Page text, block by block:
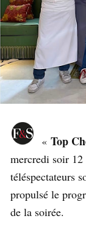
« Top
mercredi soir
téléspectateurs
propulsé le
de la soirée.